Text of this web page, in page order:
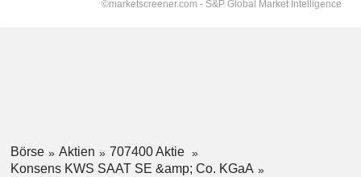
Börse Aktien
707400 Aktie
Konsens KWS SAAT SE &amp; Co. KGaA